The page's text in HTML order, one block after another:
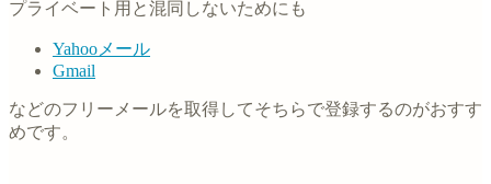
プライベート用と混同しないためにも
Yahooメール
Gmail
などのフリーメールを取得してそちらで登録するのがおすす
めです。